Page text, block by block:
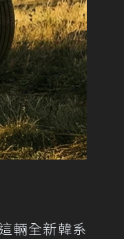
輛全新韓系